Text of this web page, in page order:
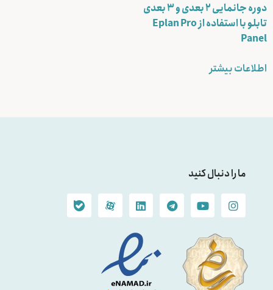
دوره جانمایی ۲ بعدی و ۳ بعدی
تابلو با استفاده از Eplan Pro
Panel
اطلاعات بیشتر
ما را دنبال کنید